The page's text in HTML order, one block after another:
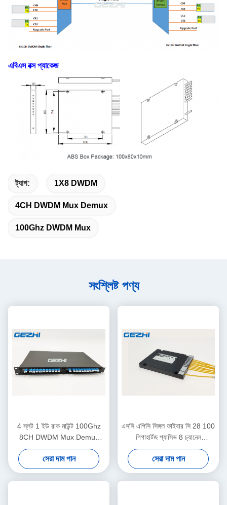
এবিএস বক্স প্যাকেজ
ট্যাগ: 1X8 DWDM
4CH DWDM Mux Demux
100Ghz DWDM Mux
সংশ্লিষ্ট পণ্য
4 স্লট 1 ইউ রাক মাউন্ট 100Ghz
8CH DWDM Mux Demux
মডিউল
সেরা দাম পান
এসসি এপিসি সিঙ্গল ফাইবার সি 28 100
গিগাহার্টজ প্যাসিভ 8 চ্যানেল
ডিডব্লিউএম মুক্স
সেরা দাম পান